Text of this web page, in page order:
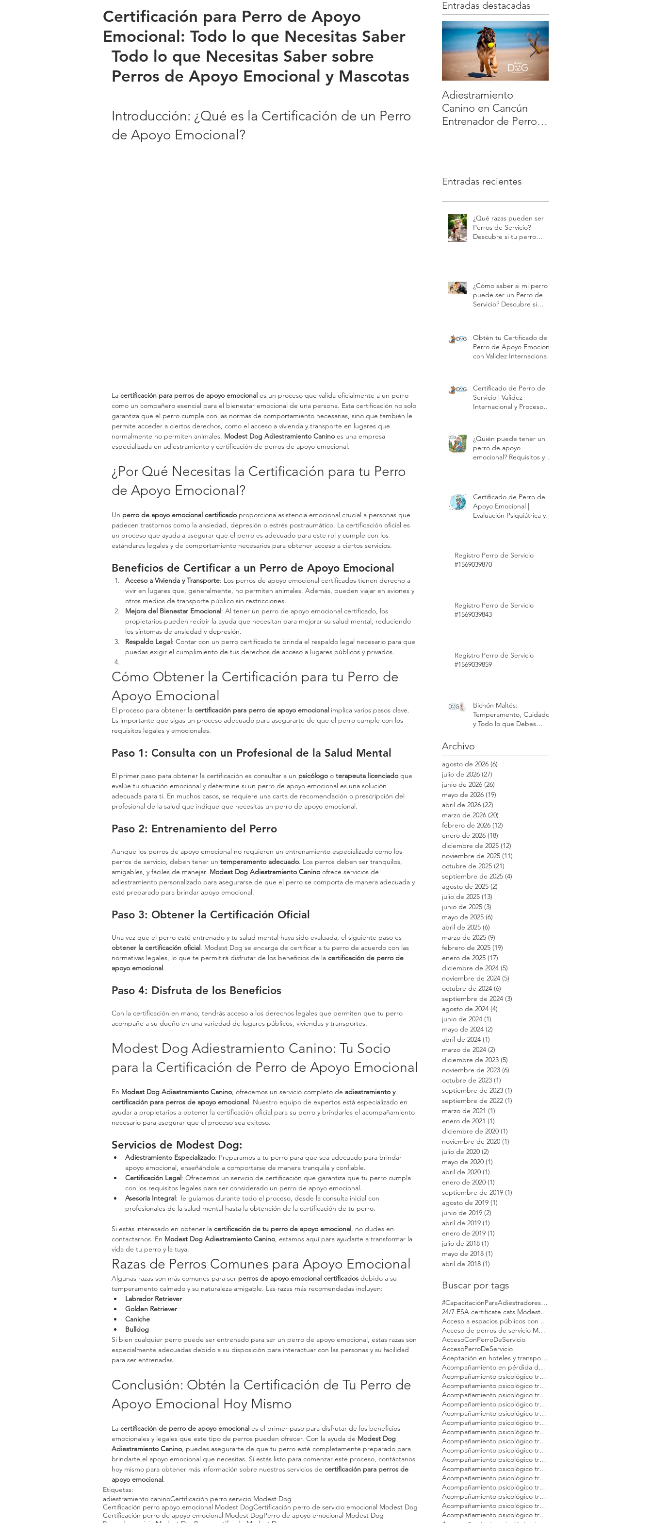
Certificación para Perro de Apoyo
Emocional: Todo lo que Necesitas Saber
Todo lo que Necesitas Saber sobre
Perros de Apoyo Emocional y Mascotas
Introducción: ¿Qué es la Certificación de un Perro
de Apoyo Emocional?
La certificación para perros de apoyo emocional es un proceso que valida oficialmente a un perro
como un compañero esencial para el bienestar emocional de una persona. Esta certificación no solo
garantiza que el perro cumple con las normas de comportamiento necesarias, sino que también le
permite acceder a ciertos derechos, como el acceso a vivienda y transporte en lugares que
normalmente no permiten animales. Modest Dog Adiestramiento Canino es una empresa
especializada en adiestramiento y certificación de perros de apoyo emocional.
¿Por Qué Necesitas la Certificación para tu Perro
de Apoyo Emocional?
Un perro de apoyo emocional certificado proporciona asistencia emocional crucial a personas que
padecen trastornos como la ansiedad, depresión o estrés postraumático. La certificación oficial es
un proceso que ayuda a asegurar que el perro es adecuado para este rol y cumple con los
estándares legales y de comportamiento necesarios para obtener acceso a ciertos servicios.
Beneficios de Certificar a un Perro de Apoyo Emocional
Acceso a Vivienda y Transporte: Los perros de apoyo emocional certificados tienen derecho a
vivir en lugares que, generalmente, no permiten animales. Además, pueden viajar en aviones y
otros medios de transporte público sin restricciones.
Mejora del Bienestar Emocional: Al tener un perro de apoyo emocional certificado, los
propietarios pueden recibir la ayuda que necesitan para mejorar su salud mental, reduciendo
los síntomas de ansiedad y depresión.
Respaldo Legal: Contar con un perro certificado te brinda el respaldo legal necesario para que
puedas exigir el cumplimiento de tus derechos de acceso a lugares públicos y privados.
Cómo Obtener la Certificación para tu Perro de
Apoyo Emocional
El proceso para obtener la certificación para perro de apoyo emocional implica varios pasos clave.
Es importante que sigas un proceso adecuado para asegurarte de que el perro cumple con los
requisitos legales y emocionales.
Paso 1: Consulta con un Profesional de la Salud Mental
El primer paso para obtener la certificación es consultar a un psicólogo o terapeuta licenciado que
evalúe tu situación emocional y determine si un perro de apoyo emocional es una solución
adecuada para ti. En muchos casos, se requiere una carta de recomendación o prescripción del
profesional de la salud que indique que necesitas un perro de apoyo emocional.
Paso 2: Entrenamiento del Perro
Aunque los perros de apoyo emocional no requieren un entrenamiento especializado como los
perros de servicio, deben tener un temperamento adecuado. Los perros deben ser tranquilos,
amigables, y fáciles de manejar. Modest Dog Adiestramiento Canino ofrece servicios de
adiestramiento personalizado para asegurarse de que el perro se comporta de manera adecuada y
esté preparado para brindar apoyo emocional.
Paso 3: Obtener la Certificación Oficial
Una vez que el perro esté entrenado y tu salud mental haya sido evaluada, el siguiente paso es
obtener la certificación oficial. Modest Dog se encarga de certificar a tu perro de acuerdo con las
normativas legales, lo que te permitirá disfrutar de los beneficios de la certificación de perro de
apoyo emocional.
Paso 4: Disfruta de los Beneficios
Con la certificación en mano, tendrás acceso a los derechos legales que permiten que tu perro
acompañe a su dueño en una variedad de lugares públicos, viviendas y transportes.
Modest Dog Adiestramiento Canino: Tu Socio
para la Certificación de Perro de Apoyo Emocional
En Modest Dog Adiestramiento Canino, ofrecemos un servicio completo de adiestramiento y
certificación para perros de apoyo emocional. Nuestro equipo de expertos está especializado en
ayudar a propietarios a obtener la certificación oficial para su perro y brindarles el acompañamiento
necesario para asegurar que el proceso sea exitoso.
Servicios de Modest Dog:
Adiestramiento Especializado: Preparamos a tu perro para que sea adecuado para brindar
apoyo emocional, enseñándole a comportarse de manera tranquila y confiable.
Certificación Legal: Ofrecemos un servicio de certificación que garantiza que tu perro cumpla
con los requisitos legales para ser considerado un perro de apoyo emocional.
Asesoría Integral: Te guiamos durante todo el proceso, desde la consulta inicial con
profesionales de la salud mental hasta la obtención de la certificación de tu perro.
Si estás interesado en obtener la certificación de tu perro de apoyo emocional, no dudes en
contactarnos. En Modest Dog Adiestramiento Canino, estamos aquí para ayudarte a transformar la
vida de tu perro y la tuya.
Razas de Perros Comunes para Apoyo Emocional
Algunas razas son más comunes para ser perros de apoyo emocional certificados debido a su
temperamento calmado y su naturaleza amigable. Las razas más recomendadas incluyen:
Labrador Retriever
Golden Retriever
Caniche
Bulldog
Si bien cualquier perro puede ser entrenado para ser un perro de apoyo emocional, estas razas son
especialmente adecuadas debido a su disposición para interactuar con las personas y su facilidad
para ser entrenadas.
Conclusión: Obtén la Certificación de Tu Perro de
Apoyo Emocional Hoy Mismo
La certificación de perro de apoyo emocional es el primer paso para disfrutar de los beneficios
emocionales y legales que este tipo de perros pueden ofrecer. Con la ayuda de Modest Dog
Adiestramiento Canino, puedes asegurarte de que tu perro esté completamente preparado para
brindarte el apoyo emocional que necesitas. Si estás listo para comenzar este proceso, contáctanos
hoy mismo para obtener más información sobre nuestros servicios de certificación para perros de
apoyo emocional.
Etiquetas:
adiestramiento caninoCertificación perro servicio Modest Dog
Certificación perro apoyo emocional Modest DogCertificación perro de servicio emocional Modest Dog
Certificación perro de apoyo emocional Modest DogPerro de apoyo emocional Modest Dog
Entradas destacadas
Adiestramiento
Canino en Cancún
Entrenador de Perros
sin estrés | Modest
Dog
Entradas recientes
¿Qué razas pueden ser
Perros de Servicio?
Descubre si tu perro
¿Cómo saber si mi perro
puede ser un Perro de
Servicio? Descubre si
Obtén tu Certificado de
Perro de Apoyo Emocional
con Validez Internacional |
Certificado de Perro de
Servicio | Validez
Internacional y Proceso
¿Quién puede tener un
perro de apoyo
emocional? Requisitos y
Certificado de Perro de
Apoyo Emocional |
Evaluación Psiquiátrica y
Registro Perro de Servicio
#1569039870
Registro Perro de Servicio
#1569039843
Registro Perro de Servicio
#1569039859
Bichón Maltés:
Temperamento, Cuidados
y Todo lo que Debes
Archivo
agosto de 2026 (6)
julio de 2026 (27)
junio de 2026 (26)
mayo de 2026 (19)
abril de 2026 (22)
marzo de 2026 (20)
febrero de 2026 (12)
enero de 2026 (18)
diciembre de 2025 (12)
noviembre de 2025 (11)
octubre de 2025 (21)
septiembre de 2025 (4)
agosto de 2025 (2)
julio de 2025 (13)
junio de 2025 (3)
mayo de 2025 (6)
abril de 2025 (6)
marzo de 2025 (9)
febrero de 2025 (19)
enero de 2025 (17)
diciembre de 2024 (5)
noviembre de 2024 (5)
octubre de 2024 (6)
septiembre de 2024 (3)
agosto de 2024 (4)
junio de 2024 (1)
mayo de 2024 (2)
abril de 2024 (1)
marzo de 2024 (2)
diciembre de 2023 (5)
noviembre de 2023 (6)
octubre de 2023 (1)
septiembre de 2023 (1)
septiembre de 2022 (1)
marzo de 2021 (1)
enero de 2021 (1)
diciembre de 2020 (1)
noviembre de 2020 (1)
julio de 2020 (2)
mayo de 2020 (1)
abril de 2020 (1)
enero de 2020 (1)
septiembre de 2019 (1)
agosto de 2019 (1)
junio de 2019 (2)
abril de 2019 (1)
enero de 2019 (1)
julio de 2018 (1)
mayo de 2018 (1)
abril de 2018 (1)
Buscar por tags
#CapacitaciónParaAdiestradoresdePerros
24/7 ESA certificate cats Modest Dog
Acceso a espacios públicos con gato de apoyo emocional
Acceso de perros de servicio Modest Dog
AccesoConPerroDeServicio
AccesoPerroDeServicio
Aceptación en hoteles y transporte perro emocional Modest Dog México
Acompañamiento en pérdida de mascotas Modest Dog México
Acompañamiento psicológico tras la pérdida de tu gato Modest Dog CDMX
Acompañamiento psicológico tras la pérdida de tu gato Modest Dog Cancún
Acompañamiento psicológico tras la pérdida de tu gato Modest Dog Guadalajara
Acompañamiento psicológico tras la pérdida de tu gato Modest Dog Los Cabos
Acompañamiento psicológico tras la pérdida de tu gato Modest Dog México
Acompañamiento psicológico tras la pérdida de tu gato Modest Dog Nuevo Vallarta
Acompañamiento psicológico tras la pérdida de tu gato Modest Dog Playa del Carmen
Acompañamiento psicológico tras la pérdida de tu gato Modest Dog Puebla
Acompañamiento psicológico tras la pérdida de tu gato Modest Dog Puerto Vallarta
Acompañamiento psicológico tras la pérdida de tu gato Modest Dog Querétaro
Acompañamiento psicológico tras la pérdida de tu gato Modest Dog Tulum
Acompañamiento psicológico tras la pérdida de tu gato Modest Dog Veracruz
Acompañamiento psicológico tras la pérdida de tu gato Modest Dog Zapopan
Acompañamiento psicológico tras la pérdida de tu mascota Modest Dog Argentina
Acompañamiento psicológico tras la pérdida de tu mascota Modest Dog Brasil
Acompañamiento psicológico tras la pérdida de tu mascota Modest Dog Buenos Aires